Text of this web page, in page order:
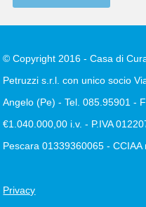
© Copyright 2016 - Casa di
Petruzzi s.r.l. con unico socio
Angelo (Pe) - Tel. 085.95901 -
€1.040.000,00 i.v. - P.IVA
Pescara 01339360065 - CCIAA
Privacy